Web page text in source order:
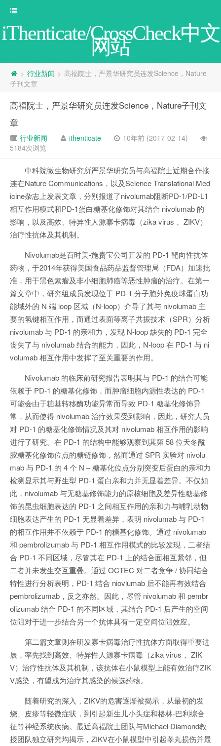
iThenticate/CrossCheck中文
网站
> 行业新闻 > 高福院士，严景华研究员连发Science，Nature
子刊文章
高福院士，严景华研究员连发Science，Nature子刊文
章
行业新闻 ithenticate
10年前 (2017-02-14)
5184次浏览
中科院微生物研究所严景华研究员与高福院士近期合作接
连在Nature Communications，以及Science Translational Med
icine杂志上发表文章，分别报道了nivolumab阻断PD-1/PD-L1
相互作用模式和PD-1蛋白糖基化修饰对其结合 nivolumab 的
影响，以及高效、特异性人源寨卡病毒（zika virus， ZIKV）
治疗性抗体及其机制。
Nivolumab是百时美-施贵宝公司开发的 PD-1 靶向性抗体
药物，于2014年获得美国食品药品监督管理局（FDA）加速批
准，用于黑色素瘤及非小细胞肺癌等恶性肿瘤的治疗。在第一
篇文章中，研究组成员发现位于 PD-1 分子胞外免疫球蛋白功
能域外的 N 端 loop 区域（N-loop）介导了其与 nivolumab 主
要的氢键相互作用，而通过表面等离子共振技术（SPR）分析
nivolumab 与 PD-1 的亲和力，发现 N-loop 缺失的 PD-1 完全
丧失了与 nivolumab 结合的能力，因此，N-loop 在 PD-1 与 ni
volumab 相互作用中发挥了至关重要的作用。
Nivolumab 的临床前研究报告表明其与 PD-1 的结合可能
依赖于 PD-1 的糖基化修饰，而肿瘤细胞内源性表达的 PD-1
可能会由于糖基转移酶功能异常而导致 PD-1 糖基化修饰异
常，从而使得 nivolumab 治疗效果受到影响，因此，研究人员
对 PD-1 的糖基化修饰情况及其对 nivolumab 相互作用的影响
进行了研究。在 PD-1 的结构中能够观察到其第 58 位天冬酰
胺糖基化修饰位点的糖链修饰，然而通过 SPR 实验对 nivolu
mab 与 PD-1 的 4 个 N – 糖基化位点分别突变后蛋白的亲和力
检测显示其与野生型 PD-1 蛋白亲和力并无显着差异。不仅如
此，nivolumab 与无糖基修饰能力的原核细胞及差异性糖基修
饰的昆虫细胞表达的 PD-1 之间相互作用的亲和力与哺乳动物
细胞表达产生的 PD-1 无显着差异，表明 nivolumab 与 PD-1
的相互作用并不依赖于 PD-1 的糖基化修饰。通过 nivolumab
和 pembrolizumab 与 PD-1 相互作用模式的比较发现，二者结
合 PD-1 不同区域，尽管其在 PD-1 上的结合面相互紧邻，但
二者并未发生交互重叠。通过 OCTEC 对二者竞争 / 协同结合
特性进行分析表明，PD-1 结合 niovlumab 后不能再有效结合
pembrolizumab，反之亦然。因此，尽管 nivolumab 和 pembr
olizumab 结合 PD-1 的不同区域，其结合 PD-1 后产生的空间
位阻对于进一步结合另一个抗体具有一定空间位阻效应。
第二篇文章则在研发寨卡病毒治疗性抗体方面取得重要进
展，率先找到高效、特异性人源寨卡病毒（zika virus， ZIK
V）治疗性抗体及其机制，该抗体在小鼠模型上能有效治疗ZIK
V感染，有望成为治疗其感染的候选药物。
随着研究的深入，ZIKV的危害逐渐被揭示，从最初的发
烧、皮疹等轻微症状，到引起新生儿小头症和格林-巴利综合
征等神经系统疾病。最近高福院士团队与Michael Diamond教
授团队独立研究均揭示，ZIKV在小鼠模型中引起睾丸损伤并最